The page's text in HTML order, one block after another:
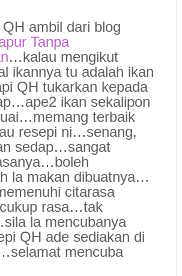
ambil dari blog
Tanpa
…kalau mengikut
ikannya tu adalah ikan
QH tukarkan kepada
ikan sekalipon
terbaik
resepi ni…senang,
sedap…sangat
la makan dibuatnya…
citarasa
rasa…tak
la mencubanya
QH ade sediakan di
mencuba